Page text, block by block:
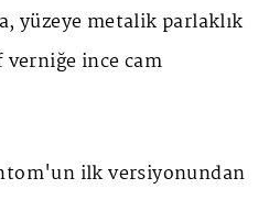
yüzeye metalik parlaklık
ince cam
ilk versiyonundan